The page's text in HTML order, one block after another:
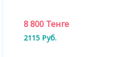
8 800 Тенге
2115 Руб.